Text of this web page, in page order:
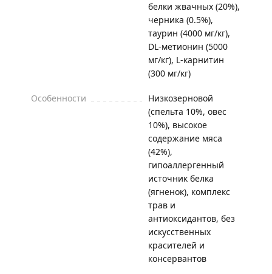
белки жвачных (20%),
черника (0.5%),
таурин (4000 мг/кг),
DL-метионин (5000
мг/кг), L-карнитин
(300 мг/кг)
Особенности
Низкозерновой
(спельта 10%, овес
10%), высокое
содержание мяса
(42%),
гипоаллергенный
источник белка
(ягненок), комплекс
трав и
антиоксидантов, без
искусственных
красителей и
консервантов